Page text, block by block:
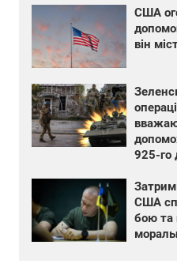
США
він
925-го
США
бою та